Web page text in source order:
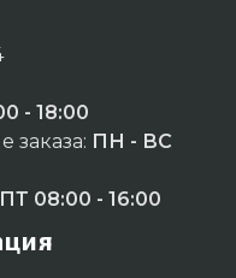
- 18:00
заказа: ПН - ВС
08:00 - 16:00